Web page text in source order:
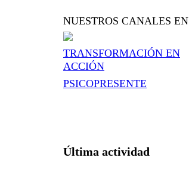
NUESTROS CANALES EN
TRANSFORMACIÓN EN
ACCIÓN
PSICOPRESENTE
Última actividad